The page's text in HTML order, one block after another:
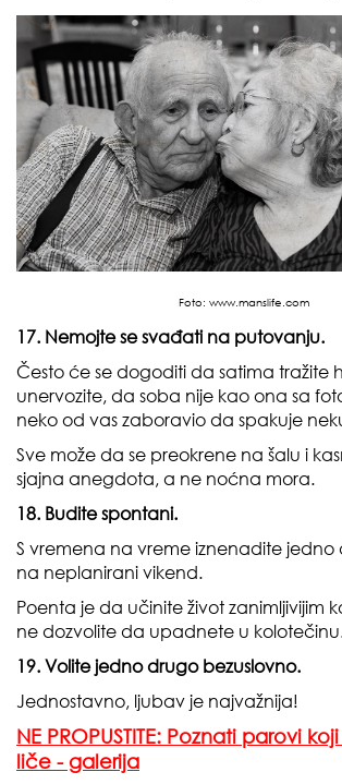
Foto: www.manslife.com
17. Nemojte se svađati na putovanju.
Često će se dogoditi da satima tražite
unervozite, da soba nije kao ona sa
neko od vas zaboravio da spakuje
Sve može da se preokrene na šalu i
sjajna anegdota, a ne noćna mora.
18. Budite spontani.
S vremena na vreme iznenadite jedno
na neplanirani vikend.
Poenta je da učinite život zanimljivijim
ne dozvolite da upadnete u
19. Volite jedno drugo bezuslovno.
Jednostavno, ljubav je najvažnija!
NE PROPUSTITE: Poznati parovi
liče - galerija